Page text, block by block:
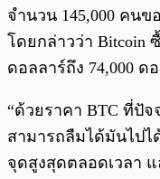
จำนวน 145,000 คน
โดยกล่าวว่า Bitcoin
ดอลลาร์ถึง 74,000 ด
“ด้วยราคา BTC ที่ปั
สามารถลืมได้มันไปไ
จุดสูงสุดตลอดเวลา